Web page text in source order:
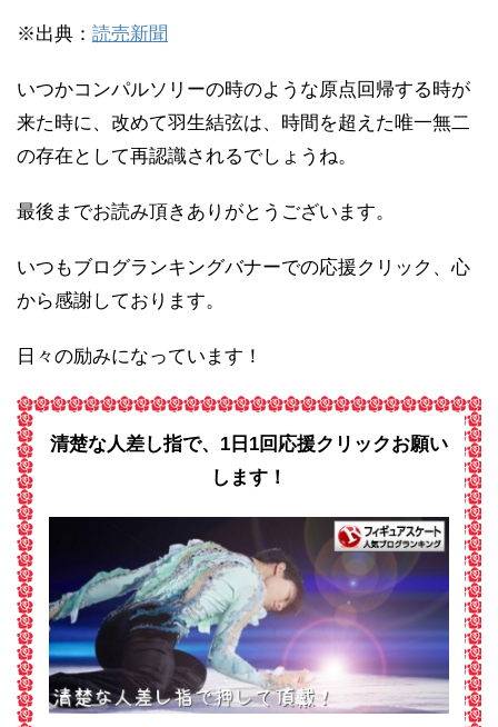
※出典： 読売新聞
いつかコンパルソリーの時のような原点回帰する時が
来た時に、改めて羽生結弦は、時間を超えた唯一無二
の存在として再認識されるでしょうね。
最後までお読み頂きありがとうございます。
いつもブログランキングバナーでの応援クリック、心
から感謝しております。
日々の励みになっています！
清楚な人差し指で、1日1回応援クリックお願い
します！